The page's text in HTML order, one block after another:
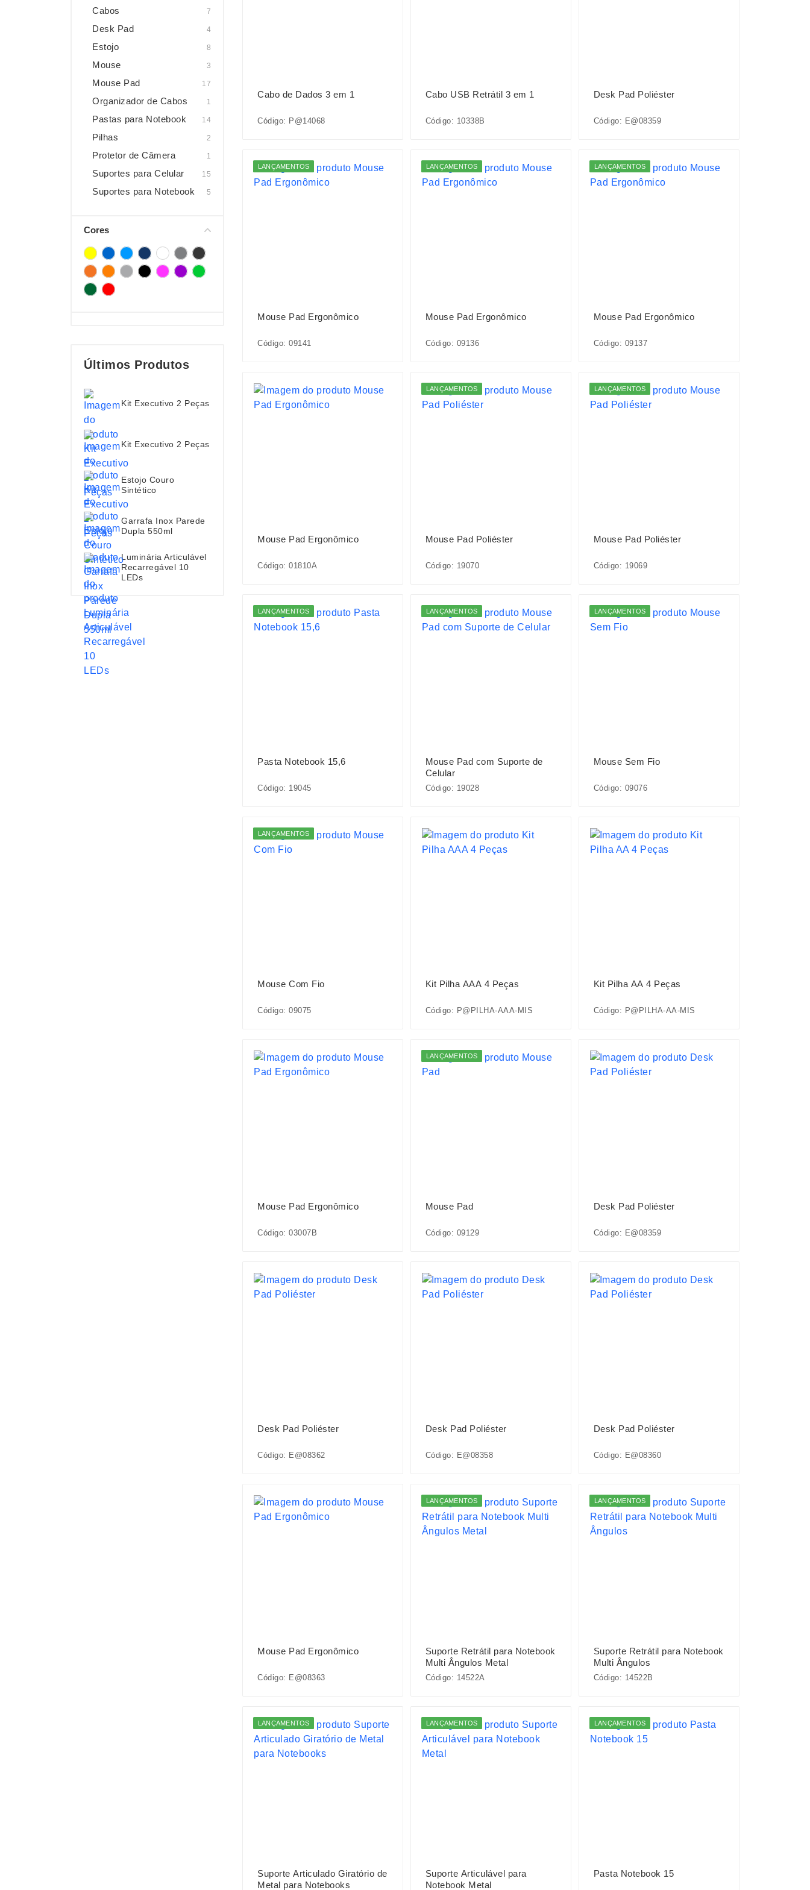
Cabos 7
Desk Pad 4
Estojo 8
Mouse 3
Mouse Pad 17
Organizador de Cabos 1
Pastas para Notebook 14
Pilhas 2
Protetor de Câmera 1
Suportes para Celular 15
Suportes para Notebook 5
Cores
Últimos Produtos
Kit Executivo 2 Peças
Kit Executivo 2 Peças
Estojo Couro
Sintético
Garrafa Inox Parede
Dupla 550ml
Luminária Articulável
Recarregável 10
LEDs
Cabo de Dados 3 em 1
Código: P@14068
Cabo USB Retrátil 3 em 1
Código: 10338B
Desk Pad Poliéster
Código: E@08359
LANÇAMENTOS
Mouse Pad Ergonômico
Código: 09141
LANÇAMENTOS
Mouse Pad Ergonômico
Código: 09136
LANÇAMENTOS
Mouse Pad Ergonômico
Código: 09137
Mouse Pad Ergonômico
Código: 01810A
LANÇAMENTOS
Mouse Pad Poliéster
Código: 19070
LANÇAMENTOS
Mouse Pad Poliéster
Código: 19069
LANÇAMENTOS
Pasta Notebook 15,6
Código: 19045
LANÇAMENTOS
Mouse Pad com Suporte de
Celular
Código: 19028
LANÇAMENTOS
Mouse Sem Fio
Código: 09076
LANÇAMENTOS
Mouse Com Fio
Código: 09075
Kit Pilha AAA 4 Peças
Código: P@PILHA-AAA-MIS
Kit Pilha AA 4 Peças
Código: P@PILHA-AA-MIS
Mouse Pad Ergonômico
Código: 03007B
LANÇAMENTOS
Mouse Pad
Código: 09129
Desk Pad Poliéster
Código: E@08359
Desk Pad Poliéster
Código: E@08362
Desk Pad Poliéster
Código: E@08358
Desk Pad Poliéster
Código: E@08360
Mouse Pad Ergonômico
Código: E@08363
LANÇAMENTOS
Suporte Retrátil para Notebook
Multi Ângulos Metal
Código: 14522A
LANÇAMENTOS
Suporte Retrátil para Notebook
Multi Ângulos
Código: 14522B
LANÇAMENTOS
Suporte Articulado Giratório de
Metal para Notebooks
LANÇAMENTOS
Suporte Articulável para
Notebook Metal
LANÇAMENTOS
Pasta Notebook 15